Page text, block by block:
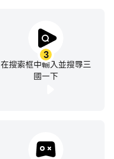
3
在搜索框中輸入並搜尋三
國一下